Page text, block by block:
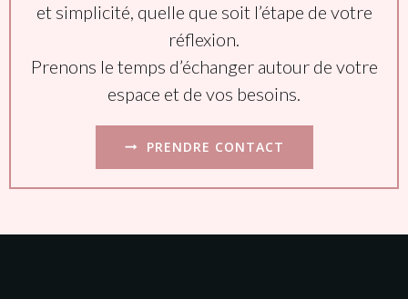
et simplicité, quelle que soit l’étape de votre
réflexion.
Prenons le temps d’échanger autour de votre
espace et de vos besoins.
PRENDRE CONTACT